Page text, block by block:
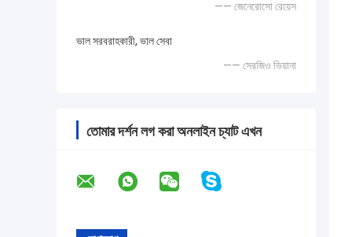
—— জেনেরোসো রেয়েস
ভাল সরবরাহকারী, ভাল সেবা
—— সেরজিও ভিয়ানা
তোমার দর্শন লগ করা অনলাইন চ্যাট এখন